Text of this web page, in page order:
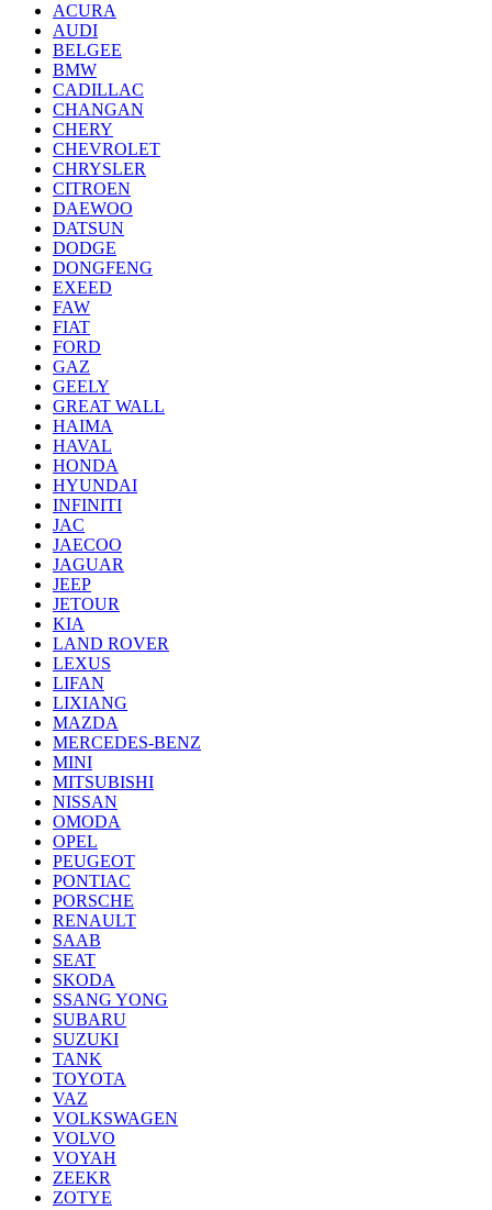
ACURA
AUDI
BELGEE
BMW
CADILLAC
CHANGAN
CHERY
CHEVROLET
CHRYSLER
CITROEN
DAEWOO
DATSUN
DODGE
DONGFENG
EXEED
FAW
FIAT
FORD
GAZ
GEELY
GREAT WALL
HAIMA
HAVAL
HONDA
HYUNDAI
INFINITI
JAC
JAECOO
JAGUAR
JEEP
JETOUR
KIA
LAND ROVER
LEXUS
LIFAN
LIXIANG
MAZDA
MERCEDES-BENZ
MINI
MITSUBISHI
NISSAN
OMODA
OPEL
PEUGEOT
PONTIAC
PORSCHE
RENAULT
SAAB
SEAT
SKODA
SSANG YONG
SUBARU
SUZUKI
TANK
TOYOTA
VAZ
VOLKSWAGEN
VOLVO
VOYAH
ZEEKR
ZOTYE